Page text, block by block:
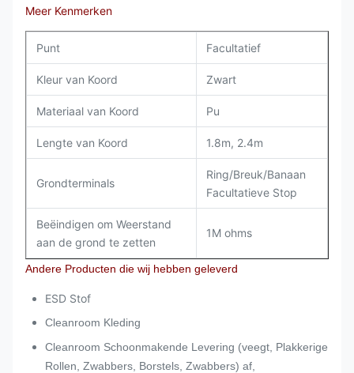
Meer Kenmerken
Punt Facultatief
Kleur van Koord Zwart
Materiaal van Koord Pu
Lengte van Koord 1.8m, 2.4m
Grondterminals
Ring/Breuk/Banaan
Facultatieve Stop
Beëindigen om Weerstand
aan de grond te zetten
1M ohms
Andere Producten die wij hebben geleverd
ESD Stof
Cleanroom Kleding
Cleanroom Schoonmakende Levering (veegt, Plakkerige
Rollen, Zwabbers, Borstels, Zwabbers) af,